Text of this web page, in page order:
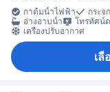
กาต้มน้ำไฟฟ้า
กระจก
อ่างอาบน้ำ
โทรทัศน์
เครื่องปรับอากาศ
เลื